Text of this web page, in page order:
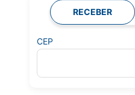
RECEBER
CEP